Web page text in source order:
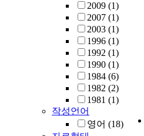
2009 (1)
2007 (1)
2003 (1)
1996 (1)
1992 (1)
1990 (1)
1984 (6)
1982 (2)
1981 (1)
작성언어
영어 (18)